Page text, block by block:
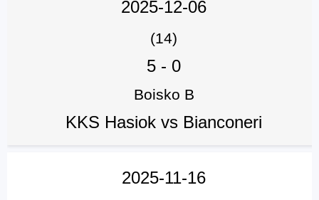
2025-12-06
(14)
5 - 0
Boisko B
KKS Hasiok vs Bianconeri
2025-11-16